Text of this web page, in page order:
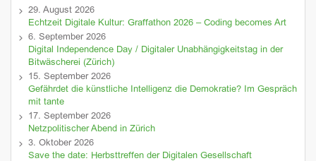
29. August 2026
Echtzeit Digitale Kultur: Graffathon 2026 – Coding becomes Art
6. September 2026
Digital Independence Day / Digitaler Unabhängigkeitstag in der
Bitwäscherei (Zürich)
15. September 2026
Gefährdet die künstliche Intelligenz die Demokratie? Im Gespräch
mit tante
17. September 2026
Netzpolitischer Abend in Zürich
3. Oktober 2026
Save the date: Herbsttreffen der Digitalen Gesellschaft